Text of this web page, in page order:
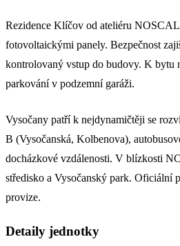
Rezidence Klíčov od ateliéru
fotovoltaickými panely. Bezpečnost
kontrolovaný vstup do budovy. K bytu
parkování v podzemní garáži.
Vysočany patří k nejdynamičtěji se
B (Vysočanská, Kolbenova),
docházkové vzdálenosti. V blízkosti
středisko a Vysočanský park. Oficiální
provize.
Detaily jednotky